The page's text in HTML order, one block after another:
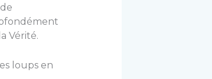
Vérité.
loups en